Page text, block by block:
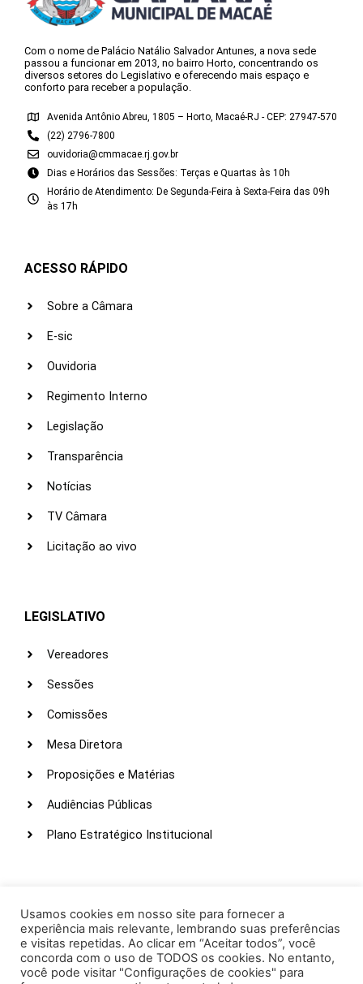
Com o nome de Palácio Natálio Salvador Antunes, a nova sede
passou a funcionar em 2013, no bairro Horto, concentrando os
diversos setores do Legislativo e oferecendo mais espaço e
conforto para receber a população.
Avenida Antônio Abreu, 1805 – Horto, Macaé-RJ - CEP: 27947-570
(22) 2796-7800
ouvidoria@cmmacae.rj.gov.br
Dias e Horários das Sessões: Terças e Quartas às 10h
Horário de Atendimento: De Segunda-Feira à Sexta-Feira das 09h
às 17h
ACESSO RÁPIDO
Sobre a Câmara
E-sic
Ouvidoria
Regimento Interno
Legislação
Transparência
Notícias
TV Câmara
Licitação ao vivo
LEGISLATIVO
Vereadores
Sessões
Comissões
Mesa Diretora
Proposições e Matérias
Audiências Públicas
Plano Estratégico Institucional
Webmail
Intranet
Administração
Usamos cookies em nosso site para fornecer a
experiência mais relevante, lembrando suas preferências
e visitas repetidas. Ao clicar em “Aceitar todos”, você
concorda com o uso de TODOS os cookies. No entanto,
você pode visitar "Configurações de cookies" para